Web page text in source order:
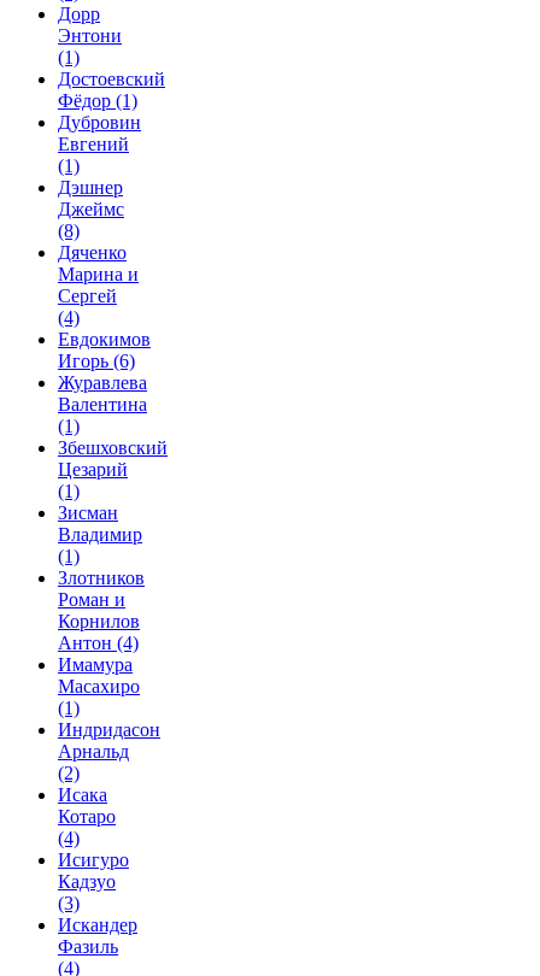
Дорр
Энтони
(1)
Достоевский
Фёдор (1)
Дубровин
Евгений
(1)
Дэшнер
Джеймс
(8)
Дяченко
Марина и
Сергей
(4)
Евдокимов
Игорь (6)
Журавлева
Валентина
(1)
Збешховский
Цезарий
(1)
Зисман
Владимир
(1)
Злотников
Роман и
Корнилов
Антон (4)
Имамура
Масахиро
(1)
Индридасон
Арнальд
(2)
Исака
Котаро
(4)
Исигуро
Кадзуо
(3)
Искандер
Фазиль
(4)